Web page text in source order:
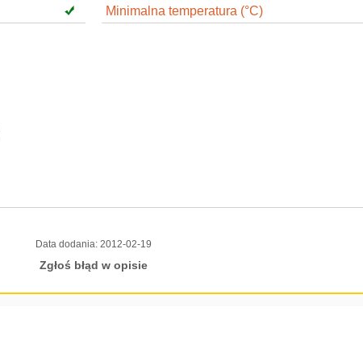
Minimalna temperatura (°C)
Data dodania: 2012-02-19
Zgłoś błąd w opisie